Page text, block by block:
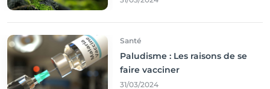
Santé
Paludisme : Les raisons de se
faire vacciner
31/03/2024